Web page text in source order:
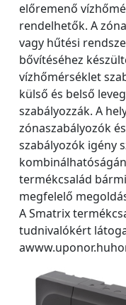
előremenő
rendelhetők. A
vagy hűtési
bővítéséhez
vízhőmérséklet
külső és belső
szabályozzák. A
zónaszabályozók
szabályozók igény
termékcsalád
megfelelő
A Smatrix
tudnivalókért